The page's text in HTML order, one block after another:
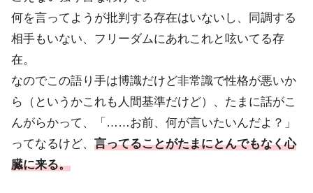
何を言ってようが批判する存在はいないし、同調する
相手もいない、フリーダムにあれこれと呟いてる存
在。
なのでこの語り手は博識だけど非常識で性格が悪いか
ら（というかこれも人間基準だけど）、たまに話がこ
んがらかって、「……お前、何が言いたいんだよ？」
ってなるけど、 言ってることがたまにとんでもなく心
臓に来る。